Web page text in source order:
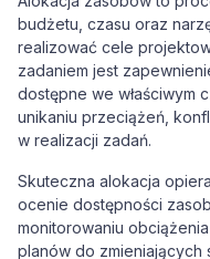
budżetu, czasu oraz
realizować cele
zadaniem jest
dostępne we właściwym
unikaniu przeciążeń,
w realizacji zadań.
Skuteczna alokacja
ocenie dostępności
monitorowaniu
planów do zmieniających